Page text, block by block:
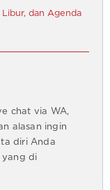
dan Agenda
chat via WA,
alasan ingin
diri Anda
yang di